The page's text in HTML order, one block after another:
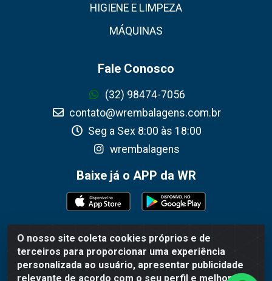
O nosso site coleta cookies próprios e de
terceiros para proporcionar uma experiência
personalizada ao usuário, apresentar publicidade
relevante de acordo com o seu perfil e melhorar a
HIGIENE E LIMPEZA
MÁQUINAS
Fale Conosco
(32) 98474-7056
contato@wrembalagens.com.br
Seg a Sex 8:00 às 18:00
wrembalagens
Baixe já o APP da WR
WR Embalagens - R. Cel. Teodoro Gomes de Araújo, 1360 -
Grogotó - Barbacena / MG - CEP 36202-628 - CNPJ
02.692.206/0001-55